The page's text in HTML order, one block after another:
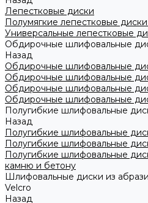
Лепестковые диски
Полумягкие лепестковые
Универсальные лепестковые
Обдирочные шлифовальные
Назад
Обдирочные шлифовальные
Обдирочные шлифовальные
Обдирочные шлифовальные
Обдирочные шлифовальные
Полугибкие шлифовальные
Назад
Полугибкие шлифовальные
Полугибкие шлифовальные
Полугибкие шлифовальные
камню и бетону
Шлифовальные диски из
Velcro
Назад